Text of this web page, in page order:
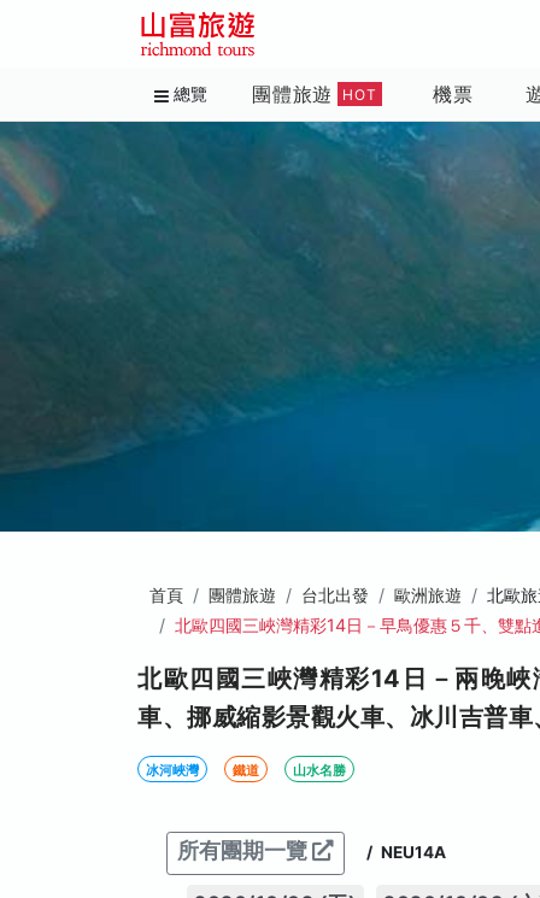
總覽 團體旅遊 HOT 機票
首頁 團體旅遊 台北出發 歐洲旅遊
北歐
北歐四國三峽灣精彩14日－早鳥優惠５千、雙點
北歐四國三峽灣精彩14日－兩晚
車、挪威縮影景觀火車、冰川吉普
冰河峽灣 鐵道 山水名勝
所有團期一覽 / NEU14A